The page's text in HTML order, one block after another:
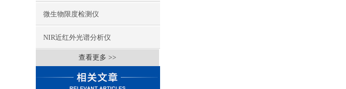
微生物限度检测仪
NIR近红外光谱分析仪
查看更多 >>